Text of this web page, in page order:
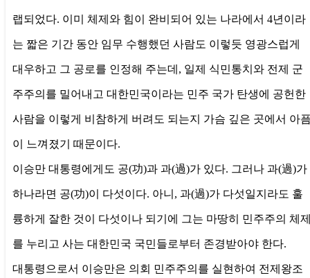
랩되었다. 이미 체제와 힘이 완비되어 있는 나라에서 4년이라
는 짧은 기간 동안 임무 수행했던 사람도 이렇듯 영광스럽게
대우하고 그 공로를 인정해 주는데, 일제 식민통치와 전제 군
주주의를 밀어내고 대한민국이라는 민주 국가 탄생에 공헌한
사람을 이렇게 비참하게 버려도 되는지 가슴 깊은 곳에서 아
이 느껴졌기 때문이다.
이승만 대통령에게도 공(功)과 과(過)가 있다. 그러나 과(過)가
하나라면 공(功)이 다섯이다. 아니, 과(過)가 다섯일지라도 훌
륭하게 잘한 것이 다섯이나 되기에 그는 마땅히 민주주의 체
를 누리고 사는 대한민국 국민들로부터 존경받아야 한다.
대통령으로서 이승만은 의회 민주주의를 실현하여 전제왕조